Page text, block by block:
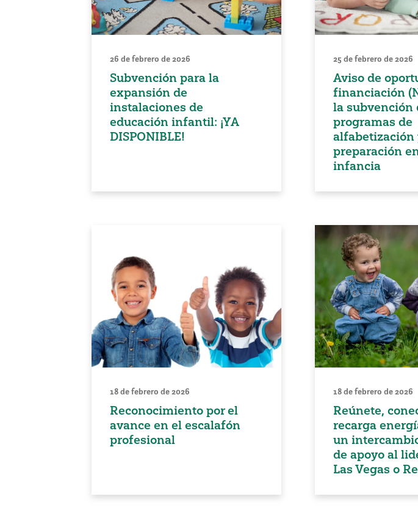
26 de febrero de 2026
Subvención para la
expansión de
instalaciones de
educación infantil: ¡YA
DISPONIBLE!
25 de febrero de 2026
Aviso de
financiación
la subvención
programas de
alfabetización
preparación
infancia
18 de febrero de 2026
Reconocimiento por el
avance en el escalafón
profesional
18 de febrero de 2026
Reúnete,
recarga
un
de apoyo al
Las Vegas o